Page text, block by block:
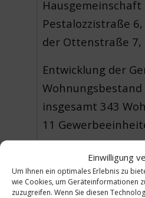
Einwilligung
Um Ihnen ein optimales Erlebnis zu
wie Cookies, um Geräteinformationen
zuzugreifen. Wenn Sie diesen
Hausgemeinschaft
Pestalozzistraße
der Ottenstraße 7,
Entwicklung der
Wohnungsbestand
insgesamt 343
11
(EB)